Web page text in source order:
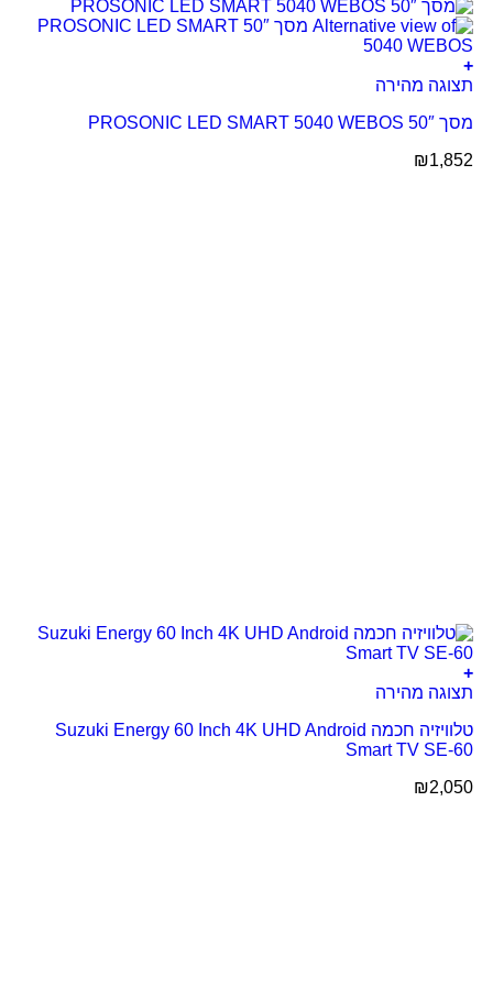
+
תצוגה מהירה
מסך 50″ PROSONIC LED SMART 5040 WEBOS
₪1,852
+
תצוגה מהירה
טלוויזיה חכמה Suzuki Energy 60 Inch 4K UHD Android
Smart TV SE-60
₪2,050